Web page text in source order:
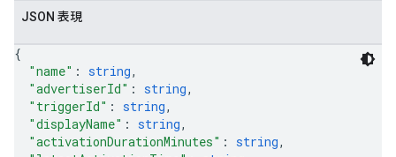
JSON 表現
{
"name" : string,
"advertiserId" : string,
"triggerId" : string,
"displayName" : string,
"activationDurationMinutes" : string,